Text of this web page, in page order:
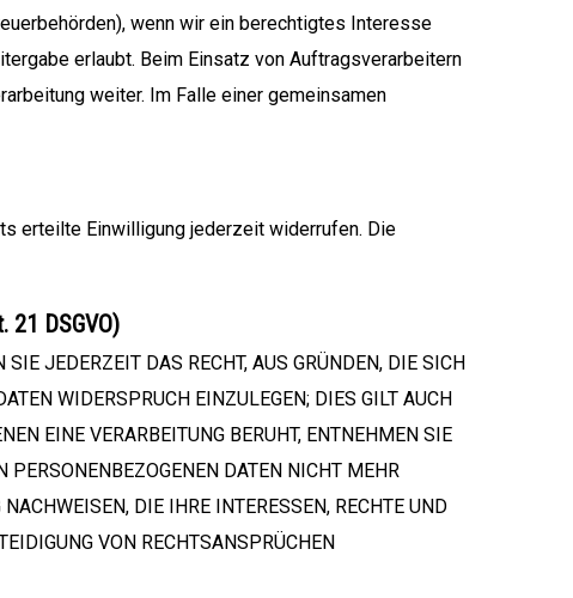
wenn wir ein berechtigtes Interesse
erlaubt. Beim Einsatz von Auftragsverarbeitern
weiter. Im Falle einer gemeinsamen
erteilte Einwilligung jederzeit widerrufen. Die
21 DSGVO)
SIE JEDERZEIT DAS RECHT, AUS GRÜNDEN, DIE SICH
WIDERSPRUCH EINZULEGEN; DIES GILT AUCH
EINE VERARBEITUNG BERUHT, ENTNEHMEN SIE
PERSONENBEZOGENEN DATEN NICHT MEHR
DIE IHRE INTERESSEN, RECHTE UND
VON RECHTSANSPRÜCHEN